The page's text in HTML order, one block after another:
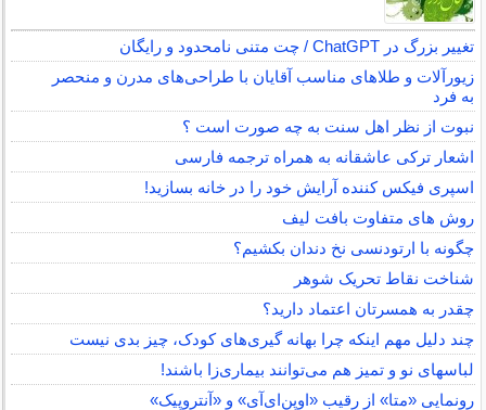
تغییر بزرگ در ChatGPT / چت متنی نامحدود و رایگان
زیورآلات و طلاهای مناسب آقایان با طراحی‌های مدرن و منحصر
به فرد
نبوت از نظر اهل سنت به چه صورت است ؟
اشعار ترکی عاشقانه به همراه ترجمه فارسی
اسپری فیکس کننده آرایش خود را در خانه بسازید!
روش های متفاوت بافت لیف
چگونه با ارتودنسی نخ دندان بکشیم؟
شناخت نقاط تحریک شوهر
چقدر به همسرتان اعتماد دارید؟
چند دلیل مهم اینکه چرا بهانه گیری‌های کودک، چیز بدی نیست
لباس‎های نو و تمیز هم می‌توانند بیماری‌زا باشند!
رونمایی «متا» از رقیب «اوپن‌ای‌آی» و «آنتروپیک»